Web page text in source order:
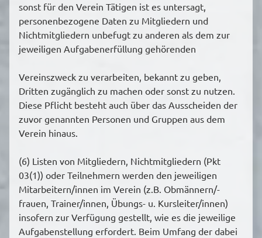
sonst für den Verein Tätigen ist es untersagt,
personenbezogene Daten zu Mitgliedern und
Nichtmitgliedern unbefugt zu anderen als dem zur
jeweiligen Aufgabenerfüllung gehörenden
Vereinszweck zu verarbeiten, bekannt zu geben,
Dritten zugänglich zu machen oder sonst zu nutzen.
Diese Pflicht besteht auch über das Ausscheiden der
zuvor genannten Personen und Gruppen aus dem
Verein hinaus.
(6) Listen von Mitgliedern, Nichtmitgliedern (Pkt
03(1)) oder Teilnehmern werden den jeweiligen
Mitarbeitern/innen im Verein (z.B. Obmännern/-
frauen, Trainer/innen, Übungs- u. Kursleiter/innen)
insofern zur Verfügung gestellt, wie es die jeweilige
Aufgabenstellung erfordert. Beim Umfang der dabei